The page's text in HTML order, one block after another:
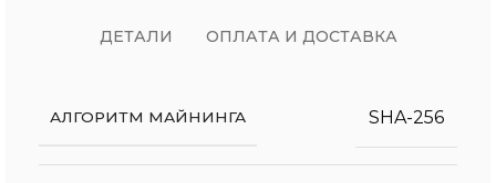
ДЕТАЛИ ОПЛАТА И ДОСТАВКА
АЛГОРИТМ МАЙНИНГА SHA-256